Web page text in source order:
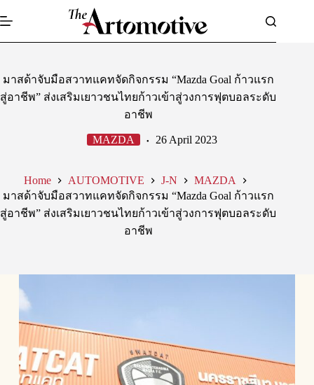
to
มาสด้าจับมือสวาทแคทจัดกิจกรรม “Mazda Goal ก้าวแรก
สู่อาชีพ” ส่งเสริมเยาวชนไทยก้าวเข้าสู่วงการฟุตบอลระดับ
อาชีพ
MAZDA 26 April 2023
Home AUTOMOTIVE J-N
MAZDA
มาสด้าจับมือสวาทแคทจัดกิจกรรม “Mazda Goal ก้าวแรก
สู่อาชีพ” ส่งเสริมเยาวชนไทยก้าวเข้าสู่วงการฟุตบอลระดับ
อาชีพ